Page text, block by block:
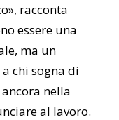
racconta
essere una
ma un
chi sogna di
nella
al lavoro.